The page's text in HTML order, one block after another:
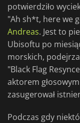
potwierdziło
"Ah sh*t, here we
Andreas. Jest to
Ubisoftu po
morskich,
"Black Flag
aktorem
zasugerował
Podczas gdy